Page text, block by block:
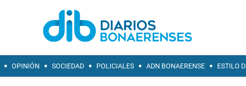
OPINIÓN SOCIEDAD POLICIALES ADN BONAERENSE ESTILO